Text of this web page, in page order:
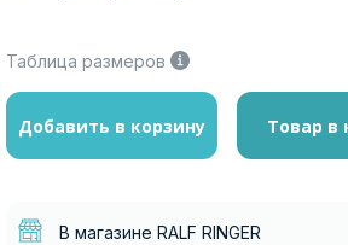
Таблица размеров
Добавить в корзину Товар в
В магазине RALF RINGER